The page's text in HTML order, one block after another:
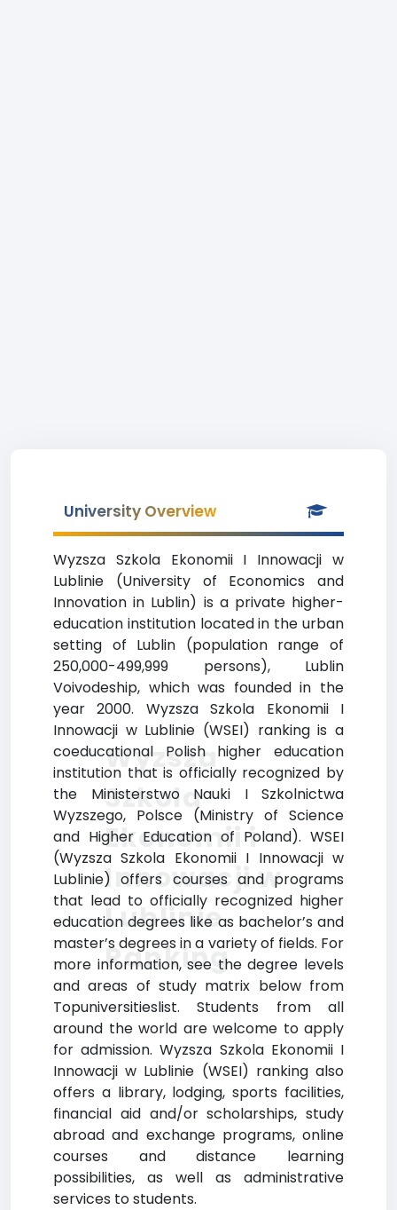
University Overview
Wyzsza Szkola Ekonomii I Innowacji w
Lublinie (University of Economics and
Innovation in Lublin) is a private higher-
education institution located in the urban
setting of Lublin (population range of
250,000-499,999 persons), Lublin
Voivodeship, which was founded in the
year 2000. Wyzsza Szkola Ekonomii I
Innowacji w Lublinie (WSEI) ranking is a
coeducational Polish higher education
institution that is officially recognized by
the Ministerstwo Nauki I Szkolnictwa
Wyzszego, Polsce (Ministry of Science
and Higher Education of Poland). WSEI
(Wyzsza Szkola Ekonomii I Innowacji w
Lublinie) offers courses and programs
that lead to officially recognized higher
education degrees like as bachelor’s and
master’s degrees in a variety of fields. For
more information, see the degree levels
and areas of study matrix below from
Topuniversitieslist. Students from all
around the world are welcome to apply
for admission. Wyzsza Szkola Ekonomii I
Innowacji w Lublinie (WSEI) ranking also
offers a library, lodging, sports facilities,
financial aid and/or scholarships, study
abroad and exchange programs, online
courses and distance learning
possibilities, as well as administrative
services to students.
Wyzsza
Szkola
Ekonomii i
Innowacji w
Lublinie
Ranking